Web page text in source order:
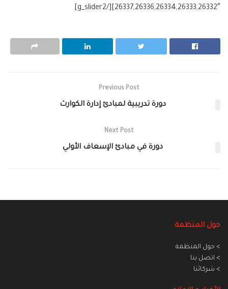
26337,26336,26334,26333,26332″][/g_slider2]
Previous Post
دورة تدريبية لمبادئ إدارة الكوارث
Next Post
دورة في مبادئ الإسعاف الأولي
حول المنظمة
> حول المنظمة
> اتصل بنا
> شركائنا